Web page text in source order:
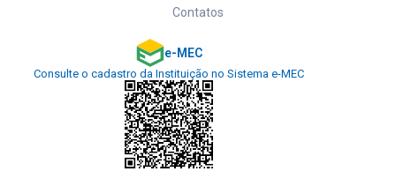
Contatos
e-MEC
Consulte o cadastro da Instituição no Sistema e-MEC